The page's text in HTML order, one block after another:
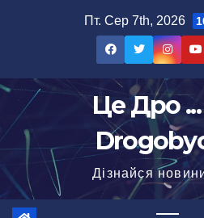
Пт. Сер 7th, 2026
Це Дро
Дізнайся